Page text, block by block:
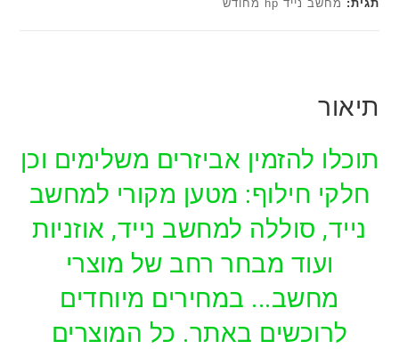
תגית: מחשב נייד hp מחודש
תיאור
תוכלו להזמין אביזרים משלימים וכן
חלקי חילוף: מטען מקורי למחשב
נייד, סוללה למחשב נייד, אוזניות
ועוד מבחר רחב של מוצרי
מחשב... במחירים מיוחדים
לרוכשים באתר. כל המוצרים